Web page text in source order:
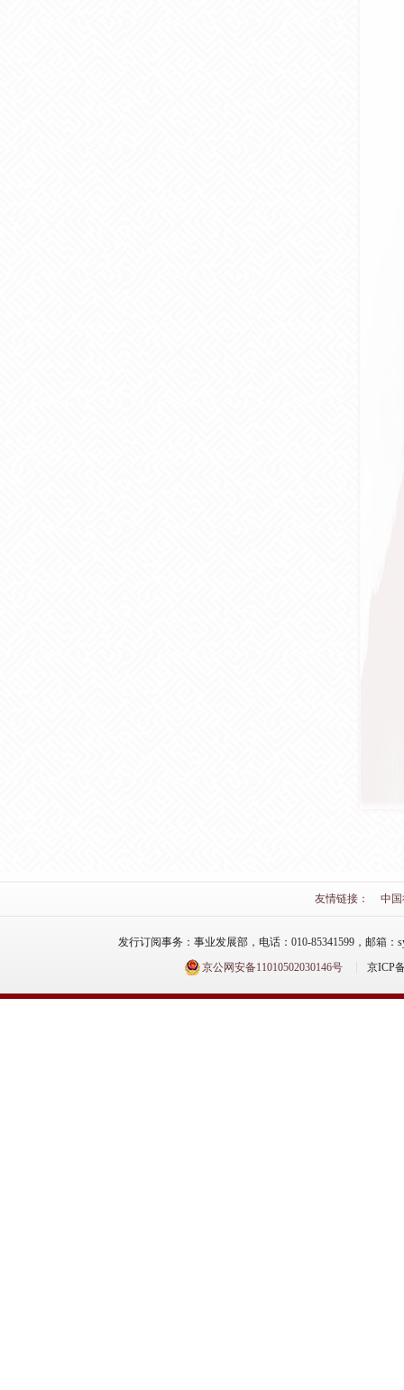
友情链接： 中
发行订阅事务：事业发展部，电话：010-85341599，邮箱：
京公网安备11010502030146号
京ICP